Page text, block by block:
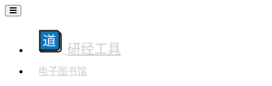
研经工具
电子图书馆